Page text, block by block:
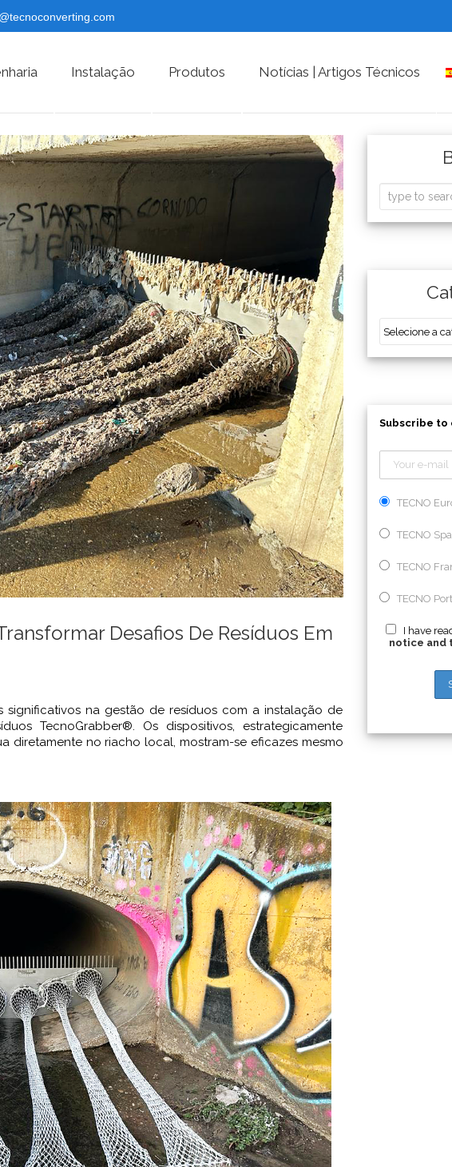
Instalação Produtos Notícias | Artigos Técnicos
Desafios De Resíduos Em
significativos na gestão de resíduos com a instalação de
TecnoGrabber®. Os dispositivos, estrategicamente
diretamente no riacho local, mostram-se eficazes mesmo
Subscribe to
TECNO
TECNO
TECNO
TECNO
I have
notice and